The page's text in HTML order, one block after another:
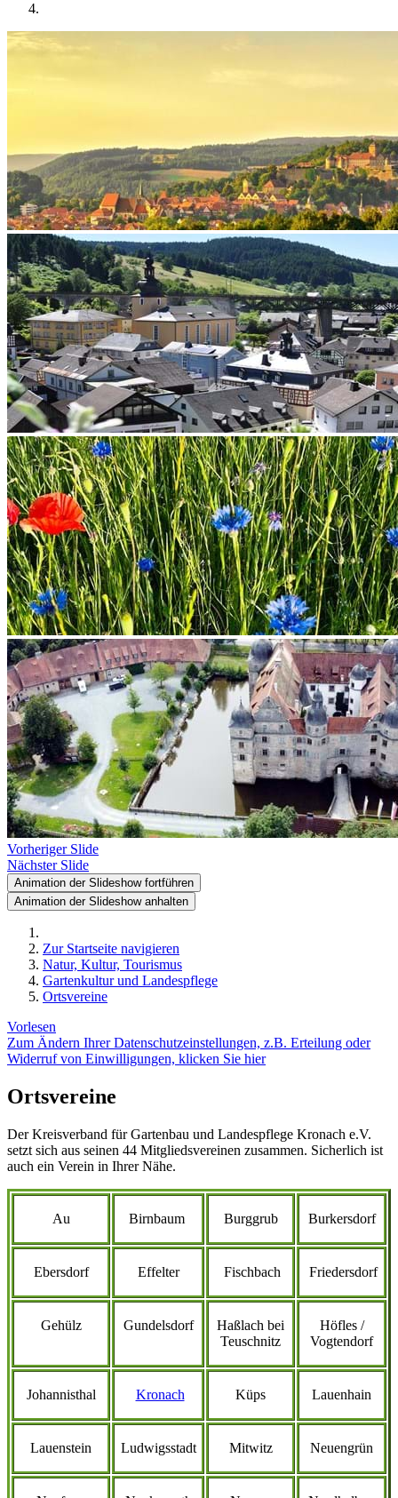
Vorheriger Slide
Nächster Slide
Animation der Slideshow fortführen
Animation der Slideshow anhalten
Zur Startseite navigieren
Natur, Kultur, Tourismus
Gartenkultur und Landespflege
Ortsvereine
Vorlesen
Zum Ändern Ihrer Datenschutzeinstellungen, z.B. Erteilung oder
Widerruf von Einwilligungen, klicken Sie hier
Ortsvereine
Der Kreisverband für Gartenbau und Landespflege Kronach e.V.
setzt sich aus seinen 44 Mitgliedsvereinen zusammen. Sicherlich ist
auch ein Verein in Ihrer Nähe.
Au Birnbaum Burggrub Burkersdorf
Ebersdorf Effelter Fischbach Friedersdorf
Gehülz Gundelsdorf
Haßlach bei
Teuschnitz
Höfles /
Vogtendorf
Johannisthal Kronach Küps Lauenhain
Lauenstein Ludwigsstadt Mitwitz Neuengrün